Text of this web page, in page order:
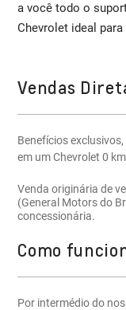
a você todo o
Chevrolet ideal
Vendas
Benefícios
em um Chevrolet 0
Venda originária de
(General Motors do
concessionária.
Como
Por intermédio do